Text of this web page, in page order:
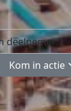
Kom in actie